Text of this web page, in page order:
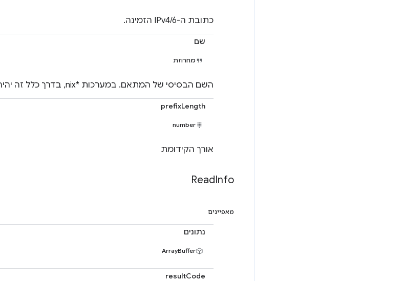
כתובת ה-IPv4/6 הזמינה.
שם
מחרוזת
השם הבסיסי של המתאם. במערכות *nix, בדרך כלל זה יהיה eth0,‏ lo וכו'.
prefixLength
number
אורך הקידומת
ReadInfo
מאפיינים
נתונים
ArrayBuffer
resultCode